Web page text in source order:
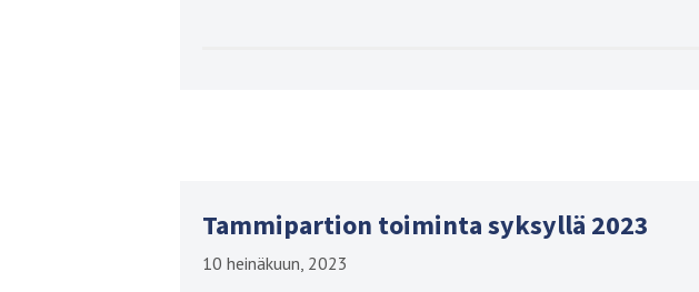
Tammipartion toiminta syksyllä 2023
10 heinäkuun, 2023